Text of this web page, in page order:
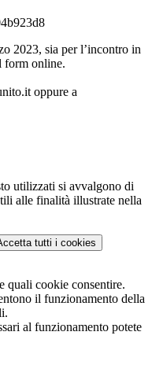
2023, sia per l’incontro in
form online.
oppure a
utilizzati si avvalgono di
alle finalità illustrate nella
tutti i cookies
quali cookie consentire.
il funzionamento della
al funzionamento potete